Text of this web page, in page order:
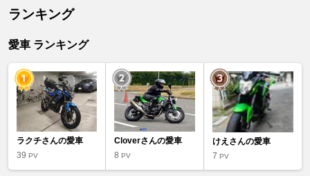
ランキング
愛車 ランキング
ラクチさんの愛車
39 PV
Cloverさんの愛車
8PV
けえさんの愛車
7 PV